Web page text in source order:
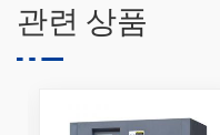
관련 상품